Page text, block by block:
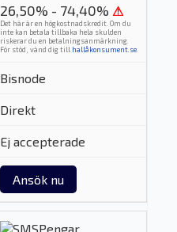
26,50% - 74,40% ⚠
Det här är en högkostnadskredit. Om du
inte kan betala tillbaka hela skulden
riskerar du en betalningsanmärkning.
För stöd, vänd dig till hallåkonsument.se.
Bisnode
Direkt
Ej accepterade
Ansök nu